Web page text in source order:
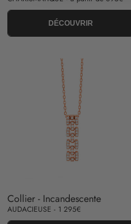
DÉCOUVRIR
Collier - Incandescente
AUDACIEUSE - 1 295€